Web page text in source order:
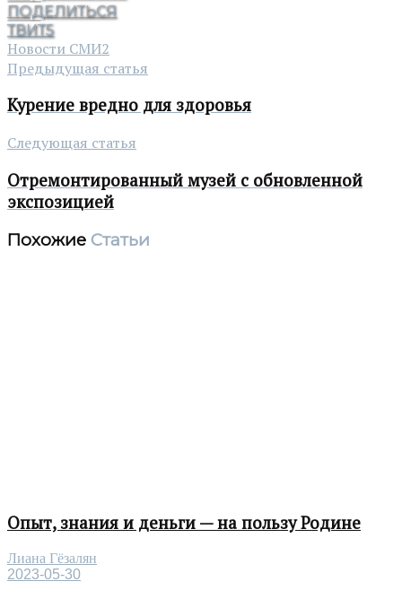
ПОДЕЛИТЬСЯ
ТВИТ5
Новости СМИ2
Предыдущая статья
Курение вредно для здоровья
Следующая статья
Отремонтированный музей с обновленной
экспозицией
Похожие Статьи
Опыт, знания и деньги — на пользу Родине
Лиана Гёзалян
2023-05-30